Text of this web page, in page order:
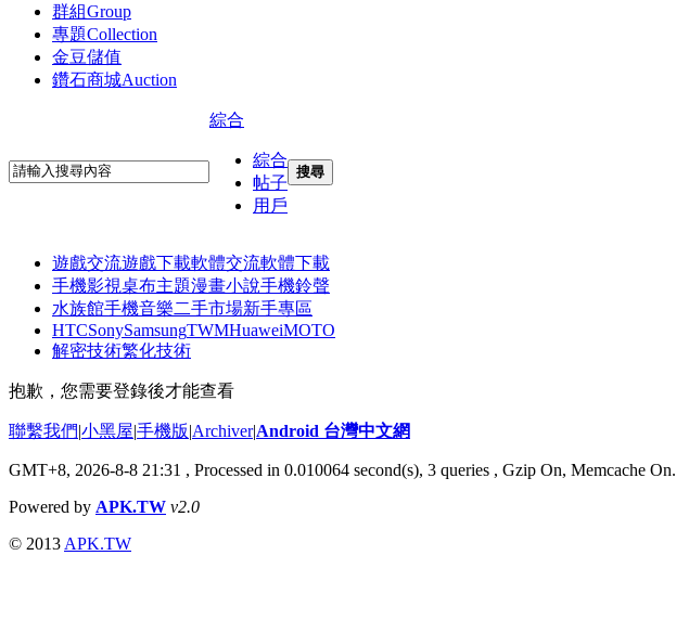
群組Group
專題Collection
金豆儲值
鑽石商城Auction
綜合
綜合
帖子
用戶
搜尋
遊戲交流遊戲下載軟體交流軟體下載
手機影視桌布主題漫畫小說手機鈴聲
水族館手機音樂二手市場新手專區
HTCSonySamsungTWMHuaweiMOTO
解密技術繁化技術
抱歉，您需要登錄後才能查看
聯繫我們|小黑屋|手機版|Archiver|Android 台灣中文網
GMT+8, 2026-8-8 21:31 , Processed in 0.010064 second(s), 3 queries , Gzip On, Memcache On.
Powered by APK.TW v2.0
© 2013 APK.TW